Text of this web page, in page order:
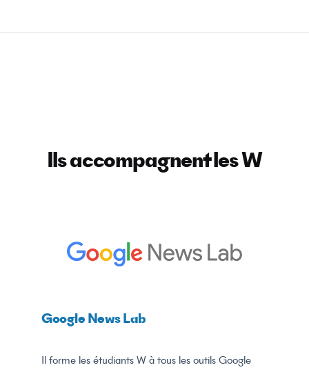
Ils accompagnent les W
Google News Lab
Il forme les étudiants W à tous les outils Google